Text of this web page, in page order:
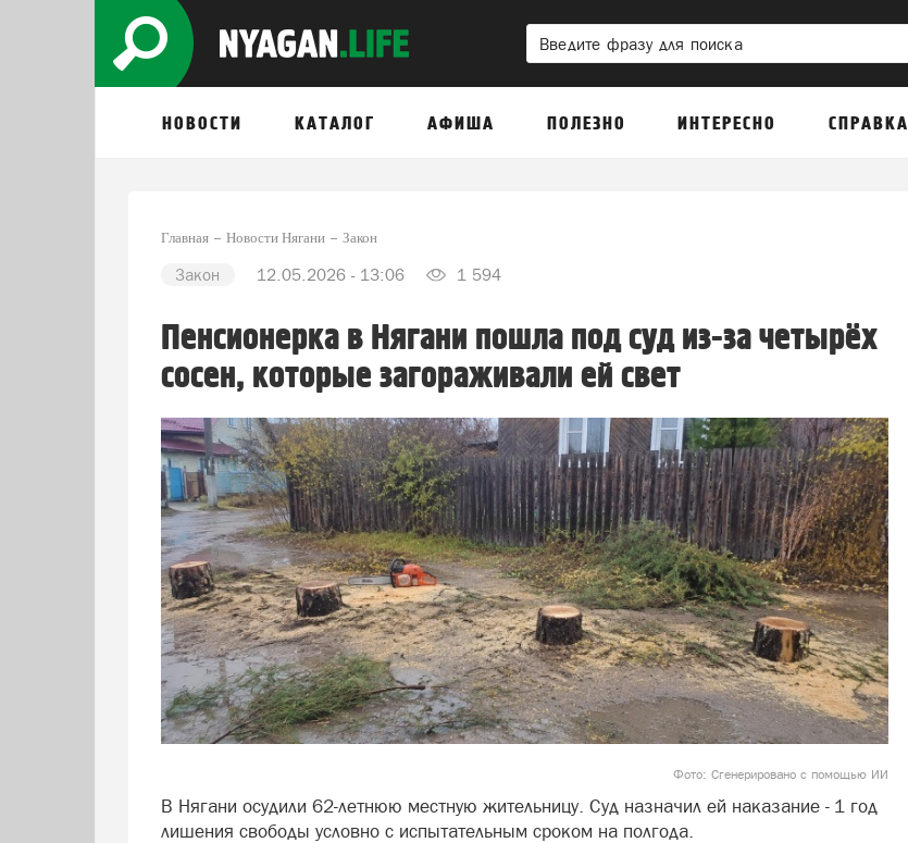
НОВОСТИ КАТАЛОГ АФИША ПОЛЕЗНО ИНТЕРЕСНО СПРАВКА
Главная Новости Нягани Закон
Закон 12.05.2026 - 13:06 1 594
Пенсионерка в Нягани пошла под суд из-за четырёх
сосен, которые загораживали ей свет
Фото: Сгенерировано с помощью ИИ
В Нягани осудили 62-летнюю местную жительницу. Суд назначил ей наказание - 1 год
лишения свободы условно с испытательным сроком на полгода.